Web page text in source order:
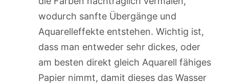
wodurch sanfte Übergänge und
Aquarelleffekte entstehen. Wichtig ist,
dass man entweder sehr dickes, oder
am besten direkt gleich Aquarell fähiges
Papier nimmt, damit dieses das Wasser